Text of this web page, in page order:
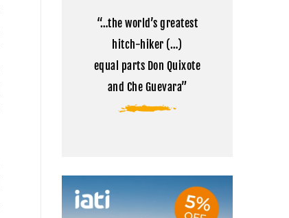
Everest
Tíbet
“…the world’s greatest
hitch-hiker (…)
equal parts Don Quixote
and Che Guevara”